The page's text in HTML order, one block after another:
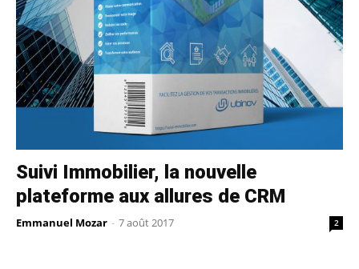
Suivi Immobilier, la nouvelle
plateforme aux allures de CRM
Emmanuel Mozar - 7 août 2017 2